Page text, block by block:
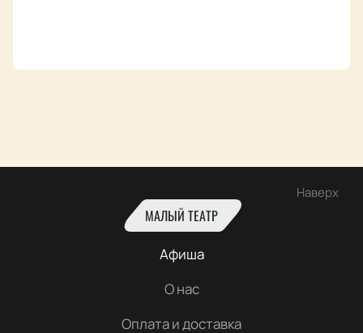
Наверх
МАЛЫЙ ТЕАТР
Афиша
О нас
Оплата и доставка